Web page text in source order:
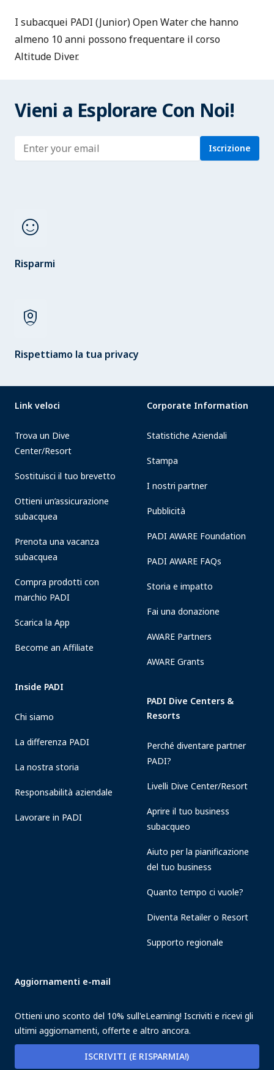
I subacquei PADI (Junior) Open Water che hanno
almeno 10 anni possono frequentare il corso
Altitude Diver.
Vieni a Esplorare Con Noi!
Enter address Iscrizione
sentiment_satisfied
Risparmi
shield_person
Rispettiamo la tua privacy
Link veloci
Trova un Dive
Center/Resort
Sostituisci il tuo brevetto
Ottieni un’assicurazione
subacquea
Prenota una vacanza
subacquea
Compra prodotti con
marchio PADI
Scarica la App
Become an Affiliate
Inside PADI
Chi siamo
La differenza PADI
La nostra storia
Responsabilità aziendale
Lavorare in PADI
Corporate Information
Statistiche Aziendali
Stampa
I nostri partner
Pubblicità
PADI AWARE Foundation
PADI AWARE FAQs
Storia e impatto
Fai una donazione
AWARE Partners
AWARE Grants
PADI Dive Centers &
Resorts
Perché diventare partner
PADI?
Livelli Dive Center/Resort
Aprire il tuo business
subacqueo
Aiuto per la pianificazione
del tuo business
Quanto tempo ci vuole?
Diventa Retailer o Resort
Supporto regionale
Aggiornamenti e-mail
Ottieni uno sconto del 10% sull'eLearning! Iscriviti e ricevi gli
ultimi aggiornamenti, offerte e altro ancora.
ISCRIVITI (E RISPARMIA!)